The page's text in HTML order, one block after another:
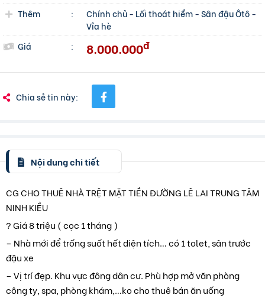
Thêm
: Chính chủ- Lối thoát hiểm-Sân đậu Ôtô-
Vỉa hè
Giá
: 8.000.000đ
Chia sẻ tin này:
Nội dung chi tiết
CG CHO THUÊ NHÀ TRỆT MẶT TIỀN ĐƯỜNG LÊ LAI TRUNG TÂM
NINH KIỀU
? Giá 8 triệu ( cọc 1 tháng )
– Nhà mới để trống suốt hết diện tích… có 1 tolet, sân trước
đậu xe
– Vị trí đẹp. Khu vực đông dân cư. Phù hợp mở văn phòng
công ty, spa, phòng khám,…ko cho thuê bán ăn uống